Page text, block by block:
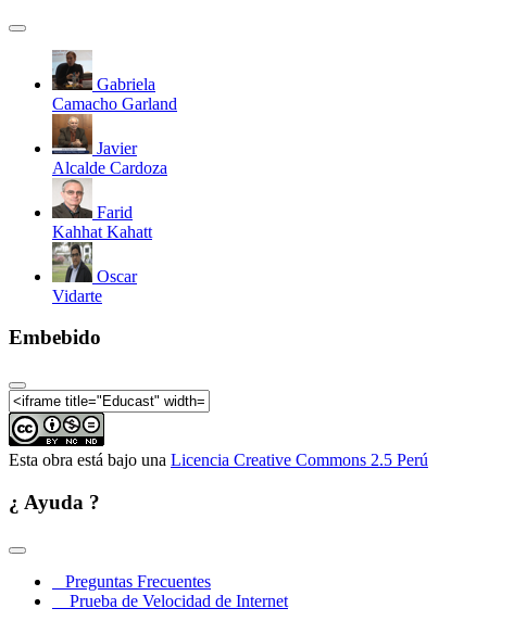
Gabriela
Camacho Garland
Javier
Alcalde Cardoza
Farid
Kahhat Kahatt
Oscar
Vidarte
Embebido
Esta obra está bajo una Licencia Creative Commons 2.5 Perú
¿ Ayuda ?
Preguntas Frecuentes
Prueba de Velocidad de Internet